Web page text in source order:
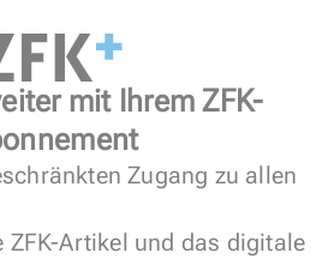
mit Ihrem ZFK-
Zugang zu allen
Artikel und das digitale